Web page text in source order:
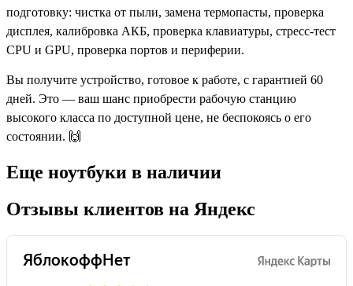
Еще ноутбуки в наличии
Отзывы клиентов на Яндекс